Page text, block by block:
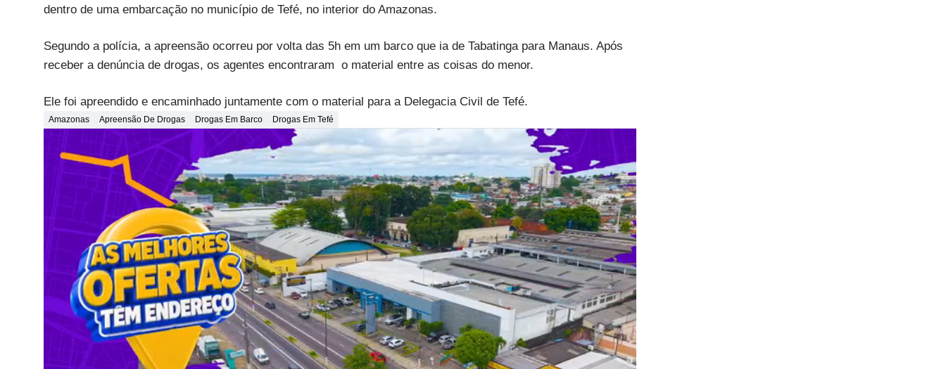
dentro de uma embarcação no município de Tefé, no interior do Amazonas.
Segundo a polícia, a apreensão ocorreu por volta das 5h em um barco que ia de Tabatinga para Manaus. Após
receber a denúncia de drogas, os agentes encontraram o material entre as coisas do menor.
Ele foi apreendido e encaminhado juntamente com o material para a Delegacia Civil de Tefé.
Amazonas Apreensão De Drogas Drogas Em Barco Drogas Em Tefé